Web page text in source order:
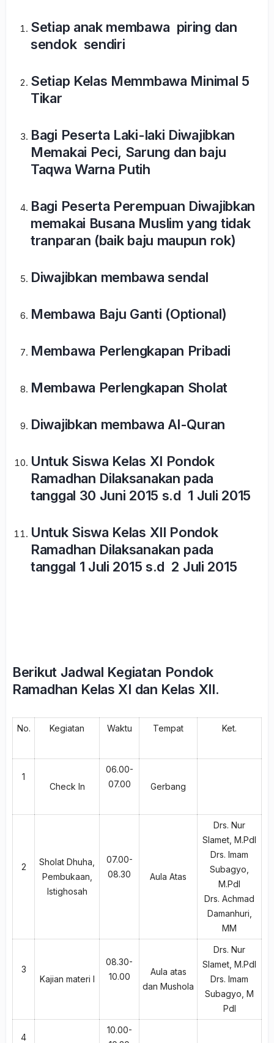
Setiap anak membawa piring dan
sendok sendiri
Setiap Kelas Memmbawa Minimal 5
Tikar
Bagi Peserta Laki-laki Diwajibkan
Memakai Peci, Sarung dan baju
Taqwa Warna Putih
Bagi Peserta Perempuan Diwajibkan
memakai Busana Muslim yang tidak
tranparan (baik baju maupun rok)
Diwajibkan membawa sendal
Membawa Baju Ganti (Optional)
Membawa Perlengkapan Pribadi
Membawa Perlengkapan Sholat
Diwajibkan membawa Al-Quran
Untuk Siswa Kelas XI Pondok
Ramadhan Dilaksanakan pada
tanggal 30 Juni 2015 s.d 1 Juli 2015
Untuk Siswa Kelas XII Pondok
Ramadhan Dilaksanakan pada
tanggal 1 Juli 2015 s.d 2 Juli 2015
Berikut Jadwal Kegiatan Pondok
Ramadhan Kelas XI dan Kelas XII.
No. Kegiatan Waktu Tempat Ket.
1
Check In
06.00-
07.00
Gerbang
2
Sholat Dhuha,
Pembukaan,
Istighosah
07.00-
08.30
Aula Atas
Drs. Nur
Slamet, M.PdI
Drs. Imam
Subagyo,
M.PdI
Drs. Achmad
Damanhuri,
MM
3
Kajian materi I
08.30-
10.00
Aula atas
dan Mushola
Drs. Nur
Slamet, M.PdI
Drs. Imam
Subagyo, M
PdI
4
10.00-